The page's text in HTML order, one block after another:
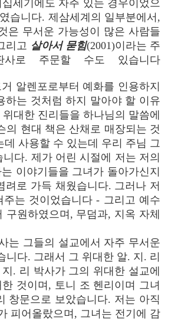
세기에도 자주 있는 경우이었으
습니다. 제삼세계의 일부분에서,
은 무서운 가능성이 많은 사람들
리고 살아서 묻힘(2001)이라는 주
로 주문할 수도 있습니다
알렌포로부터 예화를 인용하지
하는 것처럼 하지 말아야 할 이유
대한 진리들을 하나님의 말씀에
의 현대 책은 산채로 매장되는 것
사용할 수 있는데 우리 주님 그
다. 제가 어린 시절에 저는 저의
이야기들을 그녀가 돌아가신지
로 가득 채웠습니다. 그러나 저
는 것이었습니다 - 그리고 예수
원하였으며, 무덤과, 지옥 자체
는 그들의 설교에서 자주 무서운
다. 그래서 그 위대한 알. 지. 리
. 리 박사가 그의 위대한 설교에
것이며, 토니 조 헨리이며 그녀
창문으로 보았습니다. 저는 아직
피어올랐으며, 그녀는 전기에 감